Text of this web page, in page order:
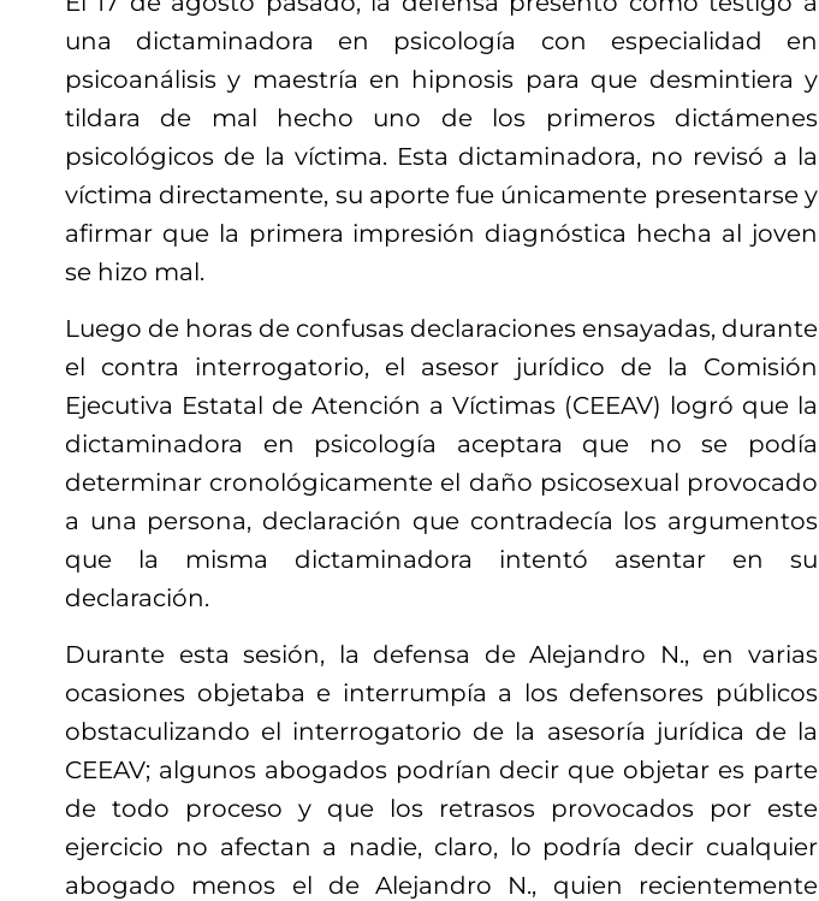
una dictaminadora en psicología con especialidad en
psicoanálisis y maestría en hipnosis para que desmintiera y
tildara de mal hecho uno de los primeros dictámenes
psicológicos de la víctima. Esta dictaminadora, no revisó a la
víctima directamente, su aporte fue únicamente presentarse y
afirmar que la primera impresión diagnóstica hecha al joven
se hizo mal.
Luego de horas de confusas declaraciones ensayadas, durante
el contra interrogatorio, el asesor jurídico de la Comisión
Ejecutiva Estatal de Atención a Víctimas (CEEAV) logró que la
dictaminadora en psicología aceptara que no se podía
determinar cronológicamente el daño psicosexual provocado
a una persona, declaración que contradecía los argumentos
que la misma dictaminadora intentó asentar en su
declaración.
Durante esta sesión, la defensa de Alejandro N., en varias
ocasiones objetaba e interrumpía a los defensores públicos
obstaculizando el interrogatorio de la asesoría jurídica de la
CEEAV; algunos abogados podrían decir que objetar es parte
de todo proceso y que los retrasos provocados por este
ejercicio no afectan a nadie, claro, lo podría decir cualquier
abogado menos el de Alejandro N., quien recientemente